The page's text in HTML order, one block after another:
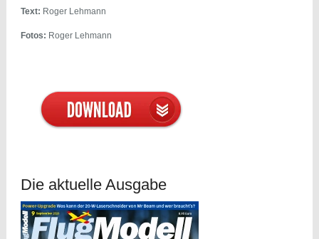
Text: Roger Lehmann
Fotos: Roger Lehmann
Die aktuelle Ausgabe